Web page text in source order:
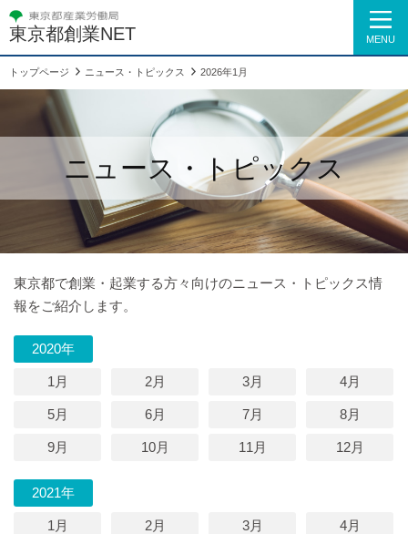
東京都創業NET MENU
トップページ ニュース・トピックス 2026年1月
ニュース・トピックス
東京都で創業・起業する方々向けのニュース・トピックス情
報をご紹介します。
2020年
1月 2月 3月 4月
5月 6月 7月 8月
9月 10月 11月 12月
2021年
1月 2月 3月 4月